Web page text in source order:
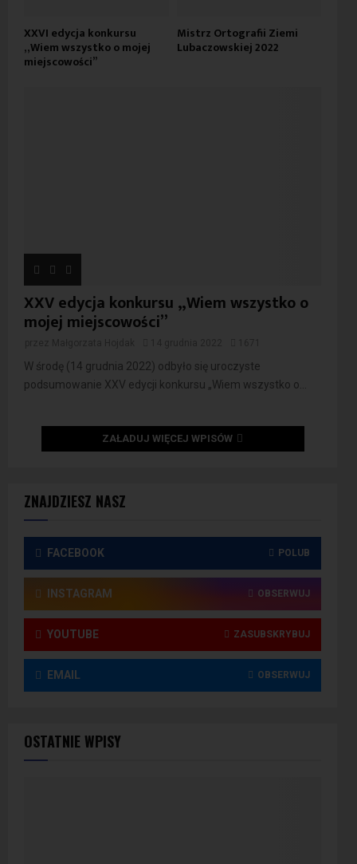
ZNAJDZIESZ NASZ
FACEBOOK POLUB
INSTAGRAM OBSERWUJ
YOUTUBE ZASUBSKRYBUJ
EMAIL OBSERWUJ
OSTATNIE WPISY
XXVI edycja konkursu
„Wiem wszystko o mojej
miejscowości”
Mistrz Ortografii Ziemi
Lubaczowskiej 2022
XXV edycja konkursu „Wiem wszystko o
mojej miejscowości”
W środę (14 grudnia 2022) odbyło się uroczyste
podsumowanie XXV edycji konkursu „Wiem wszystko o...
ZAŁADUJ WIĘCEJ WPISÓW